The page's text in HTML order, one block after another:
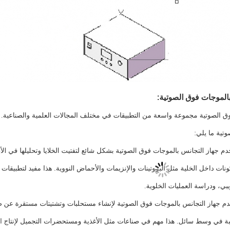
فوق الصوتية:
الصوتية مجموعة واسعة من التطبيقات في مختلف المجالات العلمية
ما يلي:
جهاز التجانس بالموجات فوق الصوتية بشكل شائع لتفتيت الخلايا وتحليلها في
داخل الخلية مثل البروتينات والإنزيمات والأحماض النووية. هذا مفيد
ودراسة العمليات الخلوية.
جهاز التجانس بالموجات فوق الصوتية لإنشاء مستحلبات وتشتيتات مستقرة عن
في وسط سائل. هذا مهم في صناعات مثل الأغذية ومستحضرات التجميل لإنتاج